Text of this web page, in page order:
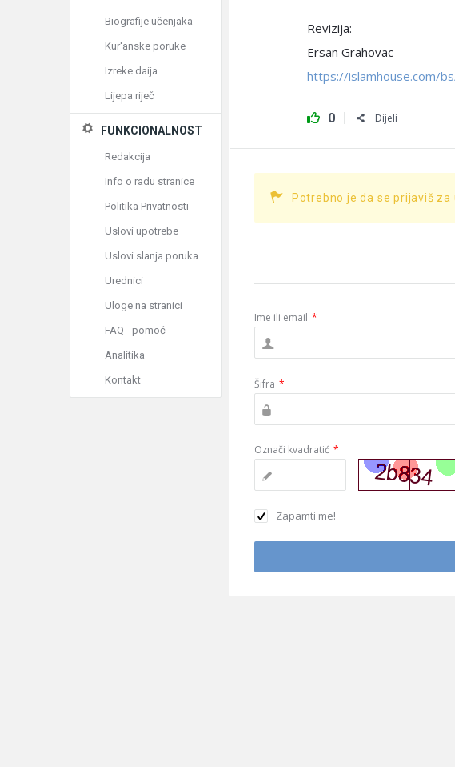
Revizija:
Ersan Grahovac
https://islamhouse.com/
0 Dijeli
Potrebno je da se prijaviš za
Ime ili email *
Šifra *
Označi kvadratić *
Zapamti me!
Biografije učenjaka
Kur'anske poruke
Izreke daija
Lijepa riječ
FUNKCIONALNOST
Redakcija
Info o radu stranice
Politika Privatnosti
Uslovi upotrebe
Uslovi slanja poruka
Urednici
Uloge na stranici
FAQ - pomoć
Analitika
Kontakt